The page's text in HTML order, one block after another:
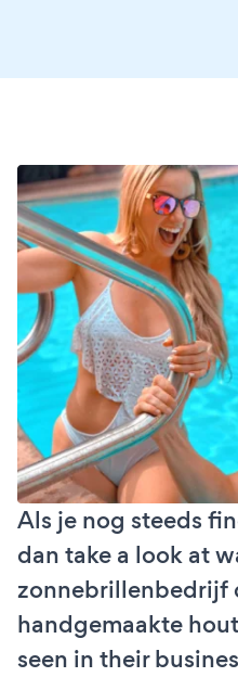
Als je nog steeds
dan take a look at
zonnebrillenbedrijf
handgemaakte
seen in their